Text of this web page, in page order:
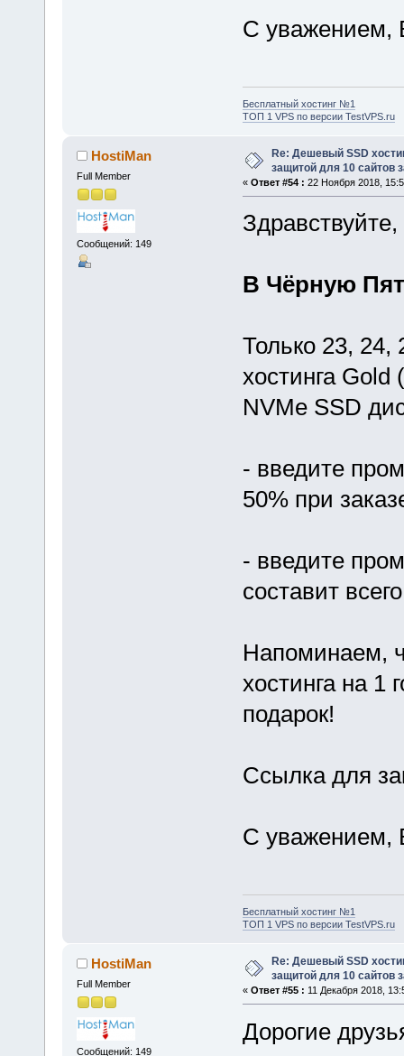
С уважением,
Бесплатный хостинг №1
ТОП 1 VPS по версии TestVPS.ru
HostiMan
Full Member
Сообщений: 149
Re: Дешевый SSD
защитой для 10 сайтов
« Ответ #54 : 22 Ноября 2018,
В Чёрную
Только 23, 24,
хостинга
NVMe SSD
- введите
50% при
- введите
составит
Напоминаем,
хостинга на
подарок!
Ссылка для
С уважением,
Бесплатный хостинг №1
ТОП 1 VPS по версии TestVPS.ru
HostiMan
Full Member
Сообщений: 149
Re: Дешевый SSD
защитой для 10 сайтов
« Ответ #55 : 11 Декабря 2018,
Дорогие